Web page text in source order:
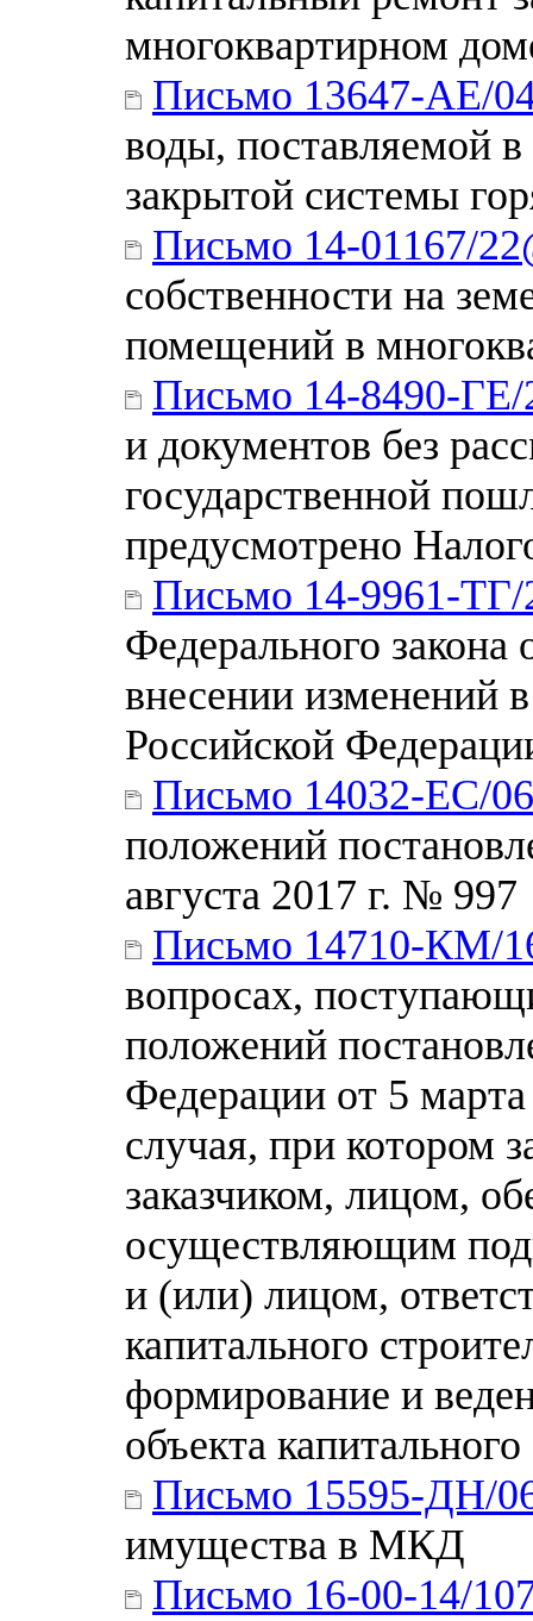
многоквартирном
Письмо 13647-АЕ/
воды, поставляемой
закрытой системы
Письмо 14-01167/
собственности на
помещений в
Письмо 14-8490-ГЕ/
и документов без
государственной
предусмотрено
Письмо 14-9961-ТГ/
Федерального
внесении изменений
Российской
Письмо 14032-ЕС/06
положений
августа 2017 г. № 997
Письмо 14710-КМ/
вопросах,
положений
Федерации от 5
случая, при котором
заказчиком, лицом,
осуществляющим
и (или) лицом,
капитального
формирование и
объекта
Письмо 15595-ДН/
имущества в МКД
Письмо 16-00-14/